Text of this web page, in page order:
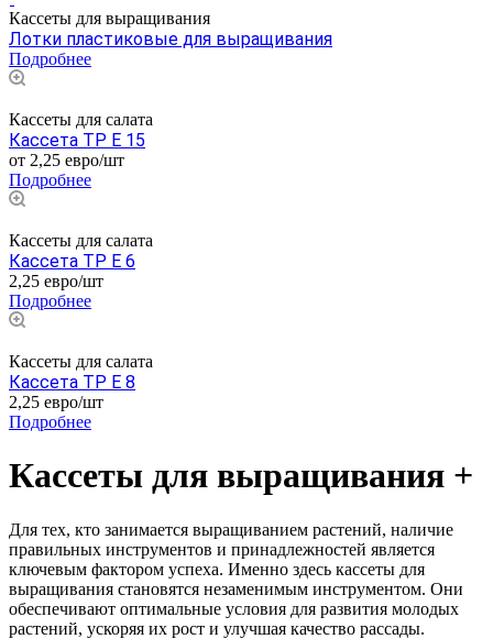
Кассеты для выращивания
Лотки пластиковые для выращивания
Подробнее
Кассеты для салата
Кассета TP E 15
от 2,25 евро/шт
Подробнее
Кассеты для салата
Кассета TP E 6
2,25 евро/шт
Подробнее
Кассеты для салата
Кассета TP E 8
2,25 евро/шт
Подробнее
Кассеты для выращивания +
Для тех, кто занимается выращиванием растений, наличие
правильных инструментов и принадлежностей является
ключевым фактором успеха. Именно здесь кассеты для
выращивания становятся незаменимым инструментом. Они
обеспечивают оптимальные условия для развития молодых
растений, ускоряя их рост и улучшая качество рассады.